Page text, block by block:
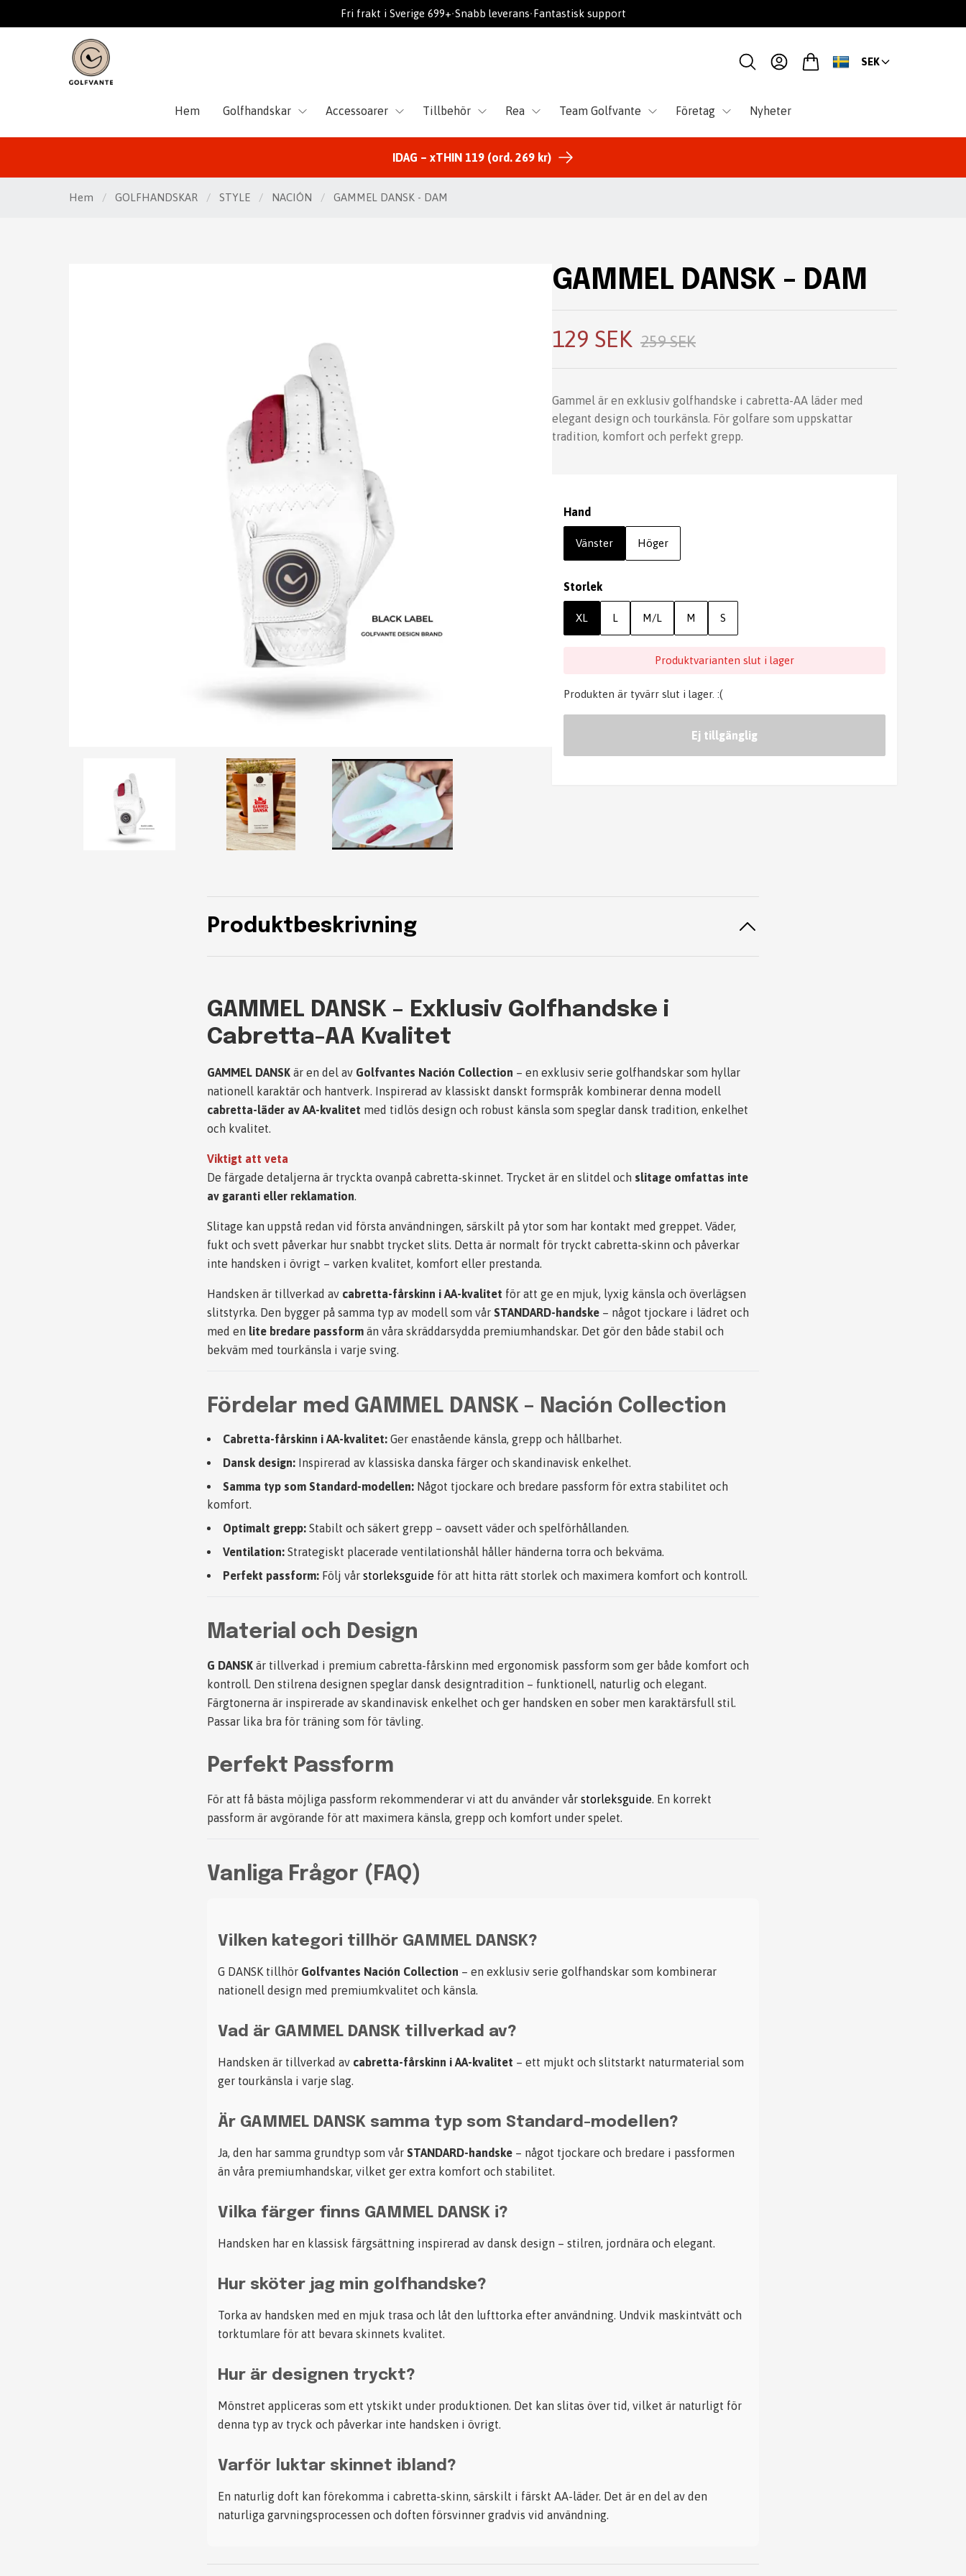
Fri frakt i Sverige 699+•Snabb leverans•Fantastisk support
SEK
Hem Golfhandskar Accessoarer Tillbehör Rea Team Golfvante Företag Nyheter
IDAG – xTHIN 119 (ord. 269 kr)
Hem / GOLFHANDSKAR / STYLE / NACIÓN / GAMMEL DANSK - DAM
GAMMEL DANSK - DAM
129 SEK 259 SEK
Gammel är en exklusiv golfhandske i cabretta-AA läder med
elegant design och tourkänsla. För golfare som uppskattar
tradition, komfort och perfekt grepp.
Hand
Vänster Höger
Storlek
XL L M/L M S
Produktvarianten slut i lager
Produkten är tyvärr slut i lager. :(
Ej tillgänglig
Produktbeskrivning
GAMMEL DANSK – Exklusiv Golfhandske i
Cabretta-AA Kvalitet
GAMMEL DANSK är en del av Golfvantes Nación Collection – en exklusiv serie golfhandskar som hyllar
nationell karaktär och hantverk. Inspirerad av klassiskt danskt formspråk kombinerar denna modell
cabretta-läder av AA-kvalitet med tidlös design och robust känsla som speglar dansk tradition, enkelhet
och kvalitet.
Viktigt att veta
De färgade detaljerna är tryckta ovanpå cabretta-skinnet. Trycket är en slitdel och slitage omfattas inte
av garanti eller reklamation.
Slitage kan uppstå redan vid första användningen, särskilt på ytor som har kontakt med greppet. Väder,
fukt och svett påverkar hur snabbt trycket slits. Detta är normalt för tryckt cabretta-skinn och påverkar
inte handsken i övrigt – varken kvalitet, komfort eller prestanda.
Handsken är tillverkad av cabretta-fårskinn i AA-kvalitet för att ge en mjuk, lyxig känsla och överlägsen
slitstyrka. Den bygger på samma typ av modell som vår STANDARD-handske – något tjockare i lädret och
med en lite bredare passform än våra skräddarsydda premiumhandskar. Det gör den både stabil och
bekväm med tourkänsla i varje sving.
Fördelar med GAMMEL DANSK – Nación Collection
Cabretta-fårskinn i AA-kvalitet: Ger enastående känsla, grepp och hållbarhet.
Dansk design: Inspirerad av klassiska danska färger och skandinavisk enkelhet.
Samma typ som Standard-modellen: Något tjockare och bredare passform för extra stabilitet och
komfort.
Optimalt grepp: Stabilt och säkert grepp – oavsett väder och spelförhållanden.
Ventilation: Strategiskt placerade ventilationshål håller händerna torra och bekväma.
Perfekt passform: Följ vår storleksguide för att hitta rätt storlek och maximera komfort och kontroll.
Material och Design
G DANSK är tillverkad i premium cabretta-fårskinn med ergonomisk passform som ger både komfort och
kontroll. Den stilrena designen speglar dansk designtradition – funktionell, naturlig och elegant.
Färgtonerna är inspirerade av skandinavisk enkelhet och ger handsken en sober men karaktärsfull stil.
Passar lika bra för träning som för tävling.
Perfekt Passform
För att få bästa möjliga passform rekommenderar vi att du använder vår storleksguide. En korrekt
passform är avgörande för att maximera känsla, grepp och komfort under spelet.
Vanliga Frågor (FAQ)
Vilken kategori tillhör GAMMEL DANSK?
G DANSK tillhör Golfvantes Nación Collection – en exklusiv serie golfhandskar som kombinerar
nationell design med premiumkvalitet och känsla.
Vad är GAMMEL DANSK tillverkad av?
Handsken är tillverkad av cabretta-fårskinn i AA-kvalitet – ett mjukt och slitstarkt naturmaterial som
ger tourkänsla i varje slag.
Är GAMMEL DANSK samma typ som Standard-modellen?
Ja, den har samma grundtyp som vår STANDARD-handske – något tjockare och bredare i passformen
än våra premiumhandskar, vilket ger extra komfort och stabilitet.
Vilka färger finns GAMMEL DANSK i?
Handsken har en klassisk färgsättning inspirerad av dansk design – stilren, jordnära och elegant.
Hur sköter jag min golfhandske?
Torka av handsken med en mjuk trasa och låt den lufttorka efter användning. Undvik maskintvätt och
torktumlare för att bevara skinnets kvalitet.
Hur är designen tryckt?
Mönstret appliceras som ett ytskikt under produktionen. Det kan slitas över tid, vilket är naturligt för
denna typ av tryck och påverkar inte handsken i övrigt.
Varför luktar skinnet ibland?
En naturlig doft kan förekomma i cabretta-skinn, särskilt i färskt AA-läder. Det är en del av den
naturliga garvningsprocessen och doften försvinner gradvis vid användning.